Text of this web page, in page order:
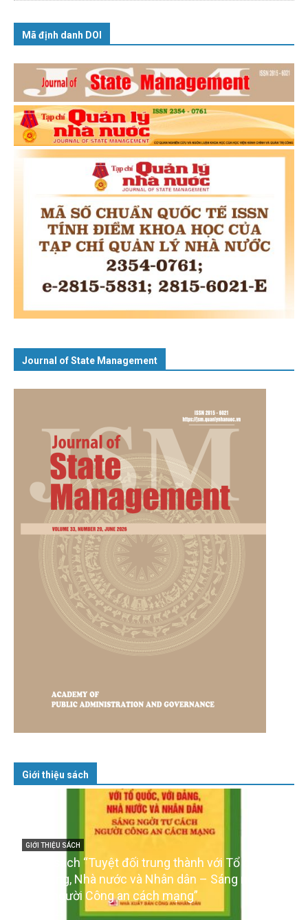
Mã định danh DOI
Journal of State Management
Giới thiệu sách
GIỚI THIỆU SÁCH
Ra mắt ba cuốn sách ảnh chào mừng Đại hội XIV
của Đảng